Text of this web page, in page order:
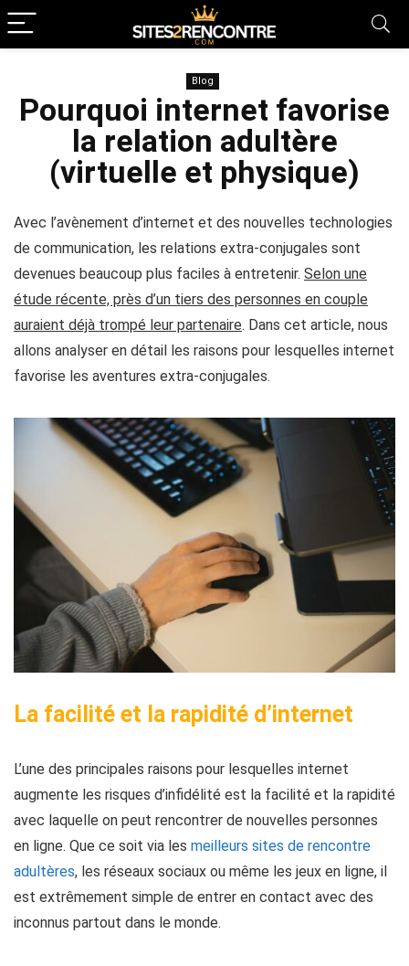
Blog
Pourquoi internet favorise
la relation adultère
(virtuelle et physique)
Avec l’avènement d’internet et des nouvelles technologies
de communication, les relations extra-conjugales sont
devenues beaucoup plus faciles à entretenir. Selon une
étude récente, près d’un tiers des personnes en couple
auraient déjà trompé leur partenaire. Dans cet article, nous
allons analyser en détail les raisons pour lesquelles internet
favorise les aventures extra-conjugales.
La facilité et la rapidité d’internet
L’une des principales raisons pour lesquelles internet
augmente les risques d’infidélité est la facilité et la rapidité
avec laquelle on peut rencontrer de nouvelles personnes
en ligne. Que ce soit via les meilleurs sites de rencontre
adultères, les réseaux sociaux ou même les jeux en ligne, il
est extrêmement simple de entrer en contact avec des
inconnus partout dans le monde.